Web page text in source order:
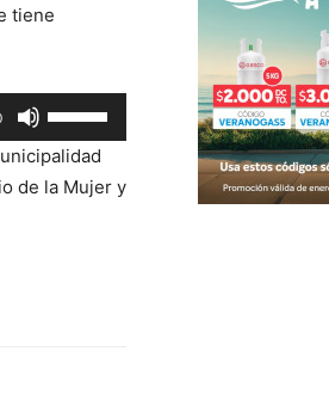
de
para
aumentar
tiene
las
teclas
de
de la Mujer y